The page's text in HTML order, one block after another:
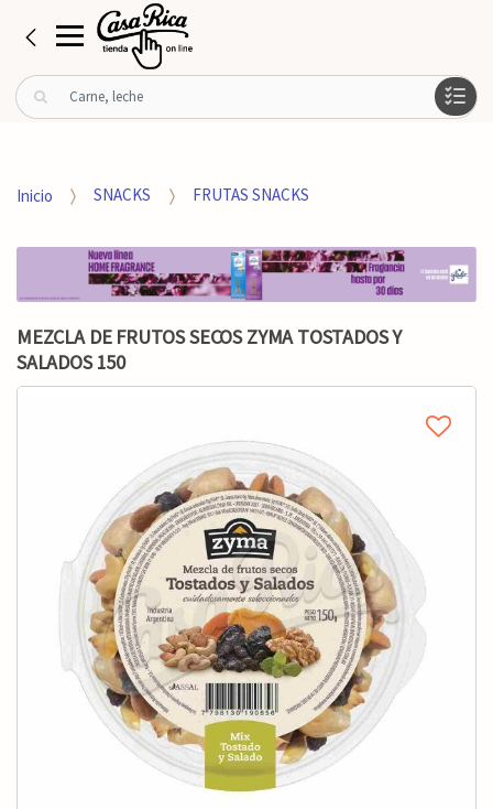
B
u
r
o
Inicio SNACKS FRUTAS SNACKS
MEZCLA DE FRUTOS SECOS ZYMA TOSTADOS Y
SALADOS 150